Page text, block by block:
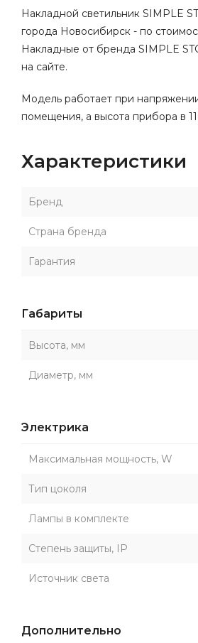
Накладной светильник SIMPLE
города Новосибирск - по
Накладные от бренда SIMPLE
на сайте.
Модель работает при
помещения, а высота прибора в
Характеристики
Бренд
Страна бренда
Гарантия
Габариты
Высота, мм
Диаметр, мм
Электрика
Максимальная мощность, W
Тип цоколя
Лампы в комплекте
Степень защиты, IP
Источник света
Дополнительно